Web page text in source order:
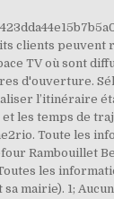
clients peuvent
TV où sont
d'ouverture.
l’itinéraire
les temps de
Toute les
Rambouillet
les
mairie). 1;